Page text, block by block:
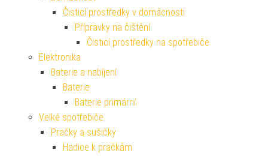
Čisticí prostředky v domácnosti
Přípravky na čištění
Čisticí prostředky na spotřebiče
Elektronika
Baterie a nabíjení
Baterie
Baterie primární
Velké spotřebiče
Pračky a sušičky
Hadice k pračkám